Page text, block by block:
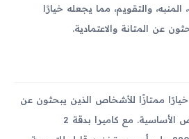
المنبه، والتقويم، مما يجعله خيارًا
عن المتانة والاعتمادية.
خيارًا ممتازًا للأشخاص الذين يبحثون عن
هاتف بسيط وعملي للأغراض الأساسية. مع كاميرا بدقة 2